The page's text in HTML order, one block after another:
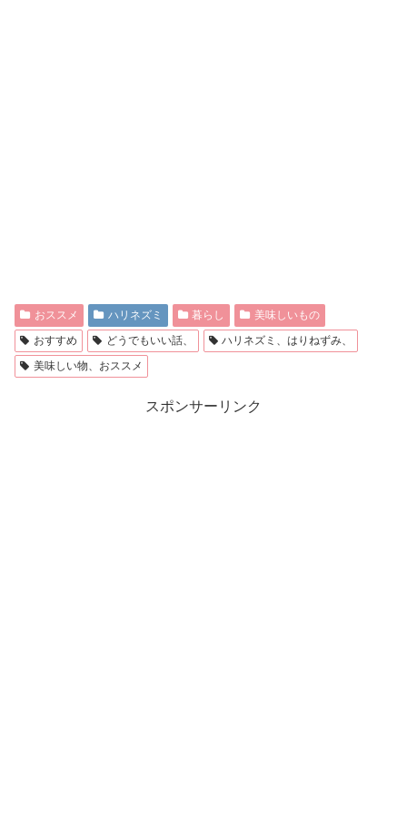
おススメ ハリネズミ 暮らし
美味しいもの
おすすめ
どうでもいい話、
ハリネズミ、はりねずみ、
美味しい物、おススメ
スポンサーリンク